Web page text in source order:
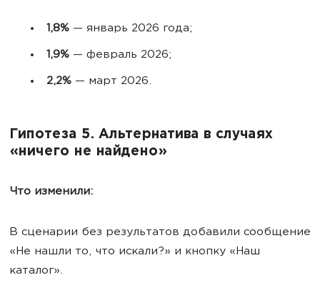
1,8% — январь 2026 года;
1,9% — февраль 2026;
2,2% — март 2026.
Гипотеза 5. Альтернатива в случаях
«ничего не найдено»
Что изменили:
В сценарии без результатов добавили сообщение
«Не нашли то, что искали?» и кнопку «Наш
каталог».